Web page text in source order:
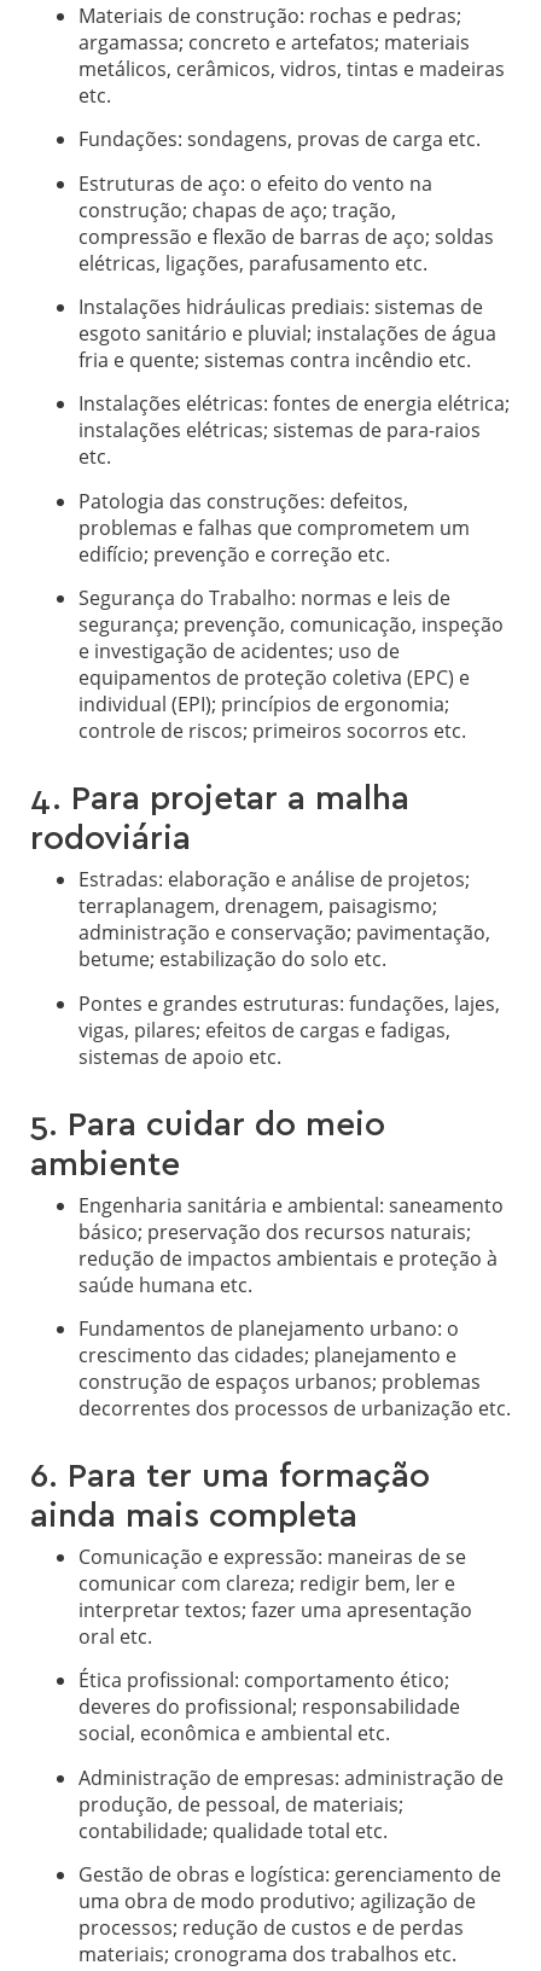
Materiais de construção: rochas e pedras;
argamassa; concreto e artefatos; materiais
metálicos, cerâmicos, vidros, tintas e madeiras
etc.
Fundações: sondagens, provas de carga etc.
Estruturas de aço: o efeito do vento na
construção; chapas de aço; tração,
compressão e flexão de barras de aço; soldas
elétricas, ligações, parafusamento etc.
Instalações hidráulicas prediais: sistemas de
esgoto sanitário e pluvial; instalações de água
fria e quente; sistemas contra incêndio etc.
Instalações elétricas: fontes de energia elétrica;
instalações elétricas; sistemas de para-raios
etc.
Patologia das construções: defeitos,
problemas e falhas que comprometem um
edifício; prevenção e correção etc.
Segurança do Trabalho: normas e leis de
segurança; prevenção, comunicação, inspeção
e investigação de acidentes; uso de
equipamentos de proteção coletiva (EPC) e
individual (EPI); princípios de ergonomia;
controle de riscos; primeiros socorros etc.
4. Para projetar a malha
rodoviária
Estradas: elaboração e análise de projetos;
terraplanagem, drenagem, paisagismo;
administração e conservação; pavimentação,
betume; estabilização do solo etc.
Pontes e grandes estruturas: fundações, lajes,
vigas, pilares; efeitos de cargas e fadigas,
sistemas de apoio etc.
5. Para cuidar do meio
ambiente
Engenharia sanitária e ambiental: saneamento
básico; preservação dos recursos naturais;
redução de impactos ambientais e proteção à
saúde humana etc.
Fundamentos de planejamento urbano: o
crescimento das cidades; planejamento e
construção de espaços urbanos; problemas
decorrentes dos processos de urbanização etc.
6. Para ter uma formação
ainda mais completa
Comunicação e expressão: maneiras de se
comunicar com clareza; redigir bem, ler e
interpretar textos; fazer uma apresentação
oral etc.
Ética profissional: comportamento ético;
deveres do profissional; responsabilidade
social, econômica e ambiental etc.
Administração de empresas: administração de
produção, de pessoal, de materiais;
contabilidade; qualidade total etc.
Gestão de obras e logística: gerenciamento de
uma obra de modo produtivo; agilização de
processos; redução de custos e de perdas
materiais; cronograma dos trabalhos etc.